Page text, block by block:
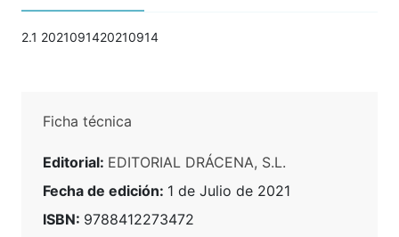
2.1 2021091420210914
Ficha técnica
Editorial: EDITORIAL DRÁCENA, S.L.
Fecha de edición: 1 de Julio de 2021
ISBN: 9788412273472